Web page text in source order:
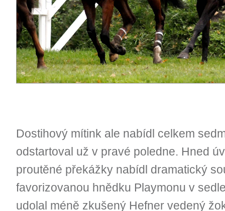
Dostihový mítink ale nabídl celkem
odstartoval už v pravé poledne. Hned
proutěné překážky nabídl dramatický
favorizovanou hnědku Playmonu v
udolal méně zkušený Hefner vedený